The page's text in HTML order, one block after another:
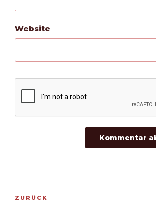
Website
Beitragsnavigation
Vorheriger
ZURÜCK